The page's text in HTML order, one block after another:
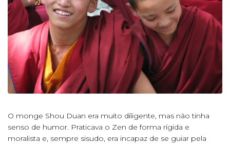
O monge Shou Duan era muito diligente, mas não tinha
senso de humor. Praticava o Zen de forma rígida e
moralista e, sempre sisudo, era incapaz de se guiar pela